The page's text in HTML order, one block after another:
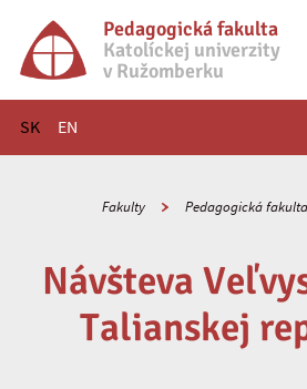
Pedagogická fakulta
Katolíckej univerzity
v Ružomberku
SK EN
Hlavné menu
Fakulty Pedagogická fakulta
Návšteva
Talianskej